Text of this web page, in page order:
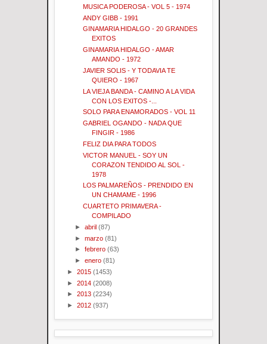
MUSICA PODEROSA - VOL 5 - 1974
ANDY GIBB - 1991
GINAMARIA HIDALGO - 20 GRANDES
EXITOS
GINAMARIA HIDALGO - AMAR
AMANDO - 1972
JAVIER SOLIS - Y TODAVIA TE
QUIERO - 1967
LA VIEJA BANDA - CAMINO A LA VIDA
CON LOS EXITOS -...
SOLO PARA ENAMORADOS - VOL 11
GABRIEL OGANDO - NADA QUE
FINGIR - 1986
FELIZ DIA PARA TODOS
VICTOR MANUEL - SOY UN
CORAZON TENDIDO AL SOL -
1978
LOS PALMAREÑOS - PRENDIDO EN
UN CHAMAME - 1996
CUARTETO PRIMAVERA -
COMPILADO
►abril (87)
►marzo (81)
►febrero (63)
►enero (81)
► 2015 (1453)
► 2014 (2008)
► 2013 (2234)
► 2012 (937)